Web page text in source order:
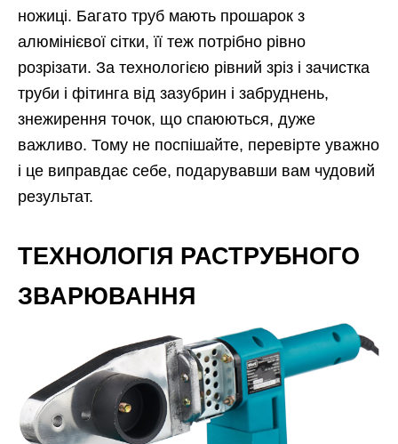
ножиці. Багато труб мають прошарок з
алюмінієвої сітки, її теж потрібно рівно
розрізати. За технологією рівний зріз і зачистка
труби і фітинга від зазубрин і забруднень,
знежирення точок, що спаюються, дуже
важливо. Тому не поспішайте, перевірте уважно
і це виправдає себе, подарувавши вам чудовий
результат.
ТЕХНОЛОГІЯ РАСТРУБНОГО
ЗВАРЮВАННЯ